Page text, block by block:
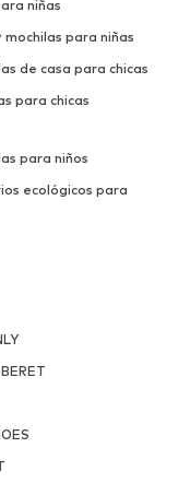
niñas
mochilas para niñas
de casa para chicas
para chicas
para niños
ecológicos para